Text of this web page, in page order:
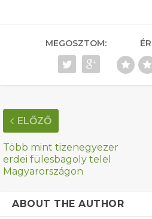
MEGOSZTOM:
ELŐZŐ
Több mint tizenegyezer
erdei fülesbagoly telel
Magyarországon
ABOUT THE AUTHOR